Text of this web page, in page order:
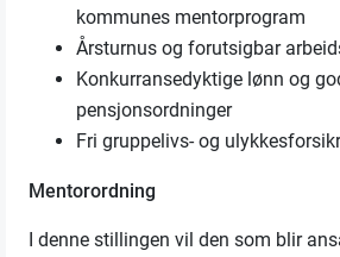
kommunes mentorprogram
Årsturnus og forutsigbar
Konkurransedyktige lønn og
pensjonsordninger
Fri gruppelivs- og
Mentorordning
I denne stillingen vil den som blir